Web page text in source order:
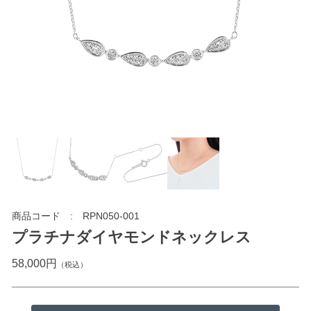
商品コード RPN050-001
プラチナダイヤモンドネックレス
58,000円 （税込）